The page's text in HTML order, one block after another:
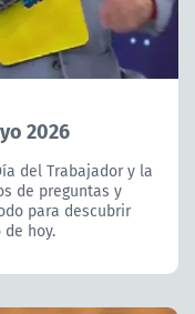
2026
del Trabajador y la
de preguntas y
para descubrir
hoy.